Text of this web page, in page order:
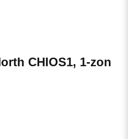
CHIOS1, 1-zon